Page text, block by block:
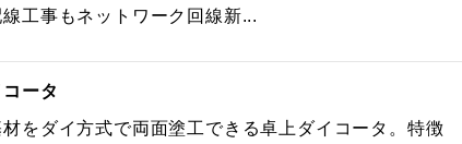
工事もネットワーク回線新...
ータ
材をダイ方式で両面塗工できる卓上ダイコータ。特徴